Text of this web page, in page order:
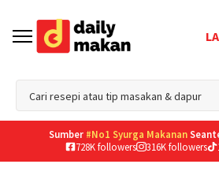
Sumber #No1 Syurga Makanan
728K followers
316K followers